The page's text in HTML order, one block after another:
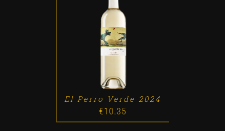
ADD TO CART /
El Perro Verde 2024
€10.35